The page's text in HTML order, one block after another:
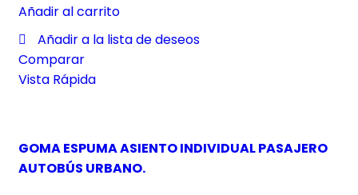
Añadir al carrito
Añadir a la lista de deseos
Comparar
Vista Rápida
GOMA ESPUMA ASIENTO INDIVIDUAL PASAJERO
AUTOBÚS URBANO.